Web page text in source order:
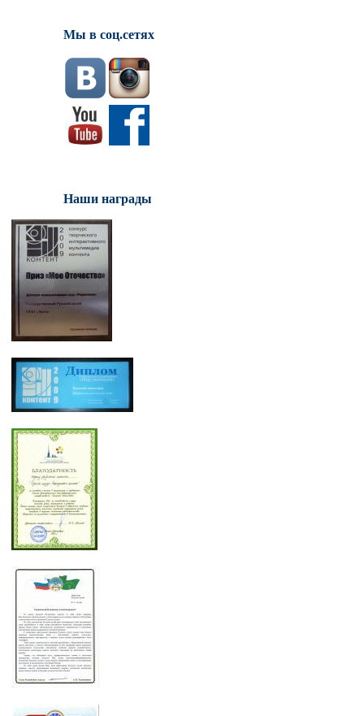
Мы в соц.сетях
Наши награды